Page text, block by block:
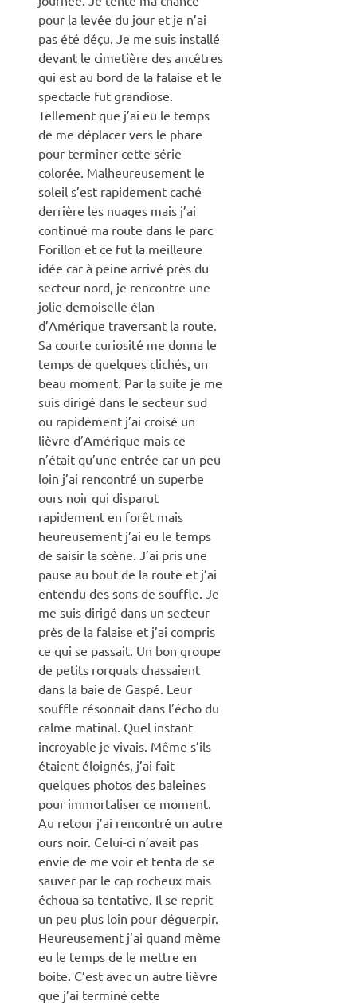
pour la levée du jour et je n’ai
pas été déçu. Je me suis installé
devant le cimetière des ancêtres
qui est au bord de la falaise et le
spectacle fut grandiose.
Tellement que j’ai eu le temps
de me déplacer vers le phare
pour terminer cette série
colorée. Malheureusement le
soleil s’est rapidement caché
derrière les nuages mais j’ai
continué ma route dans le parc
Forillon et ce fut la meilleure
idée car à peine arrivé près du
secteur nord, je rencontre une
jolie demoiselle élan
d’Amérique traversant la route.
Sa courte curiosité me donna le
temps de quelques clichés, un
beau moment. Par la suite je me
suis dirigé dans le secteur sud
ou rapidement j’ai croisé un
lièvre d’Amérique mais ce
n’était qu’une entrée car un peu
loin j’ai rencontré un superbe
ours noir qui disparut
rapidement en forêt mais
heureusement j’ai eu le temps
de saisir la scène. J’ai pris une
pause au bout de la route et j’ai
entendu des sons de souffle. Je
me suis dirigé dans un secteur
près de la falaise et j’ai compris
ce qui se passait. Un bon groupe
de petits rorquals chassaient
dans la baie de Gaspé. Leur
souffle résonnait dans l’écho du
calme matinal. Quel instant
incroyable je vivais. Même s’ils
étaient éloignés, j’ai fait
quelques photos des baleines
pour immortaliser ce moment.
Au retour j’ai rencontré un autre
ours noir. Celui-ci n’avait pas
envie de me voir et tenta de se
sauver par le cap rocheux mais
échoua sa tentative. Il se reprit
un peu plus loin pour déguerpir.
Heureusement j’ai quand même
eu le temps de le mettre en
boite. C’est avec un autre lièvre
que j’ai terminé cette